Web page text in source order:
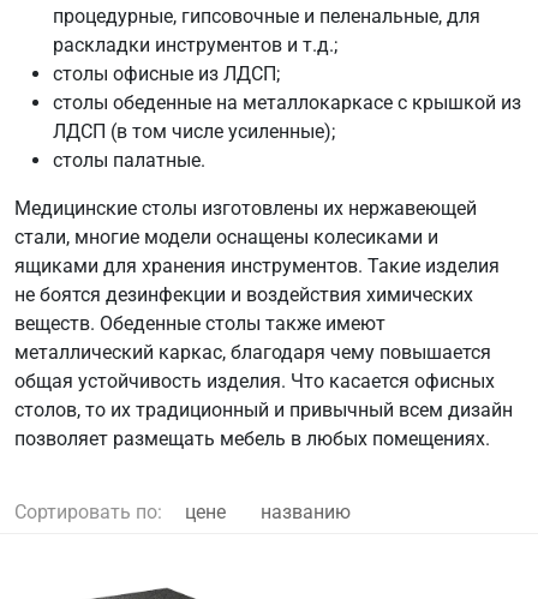
процедурные, гипсовочные и пеленальные, для
раскладки инструментов и т.д.;
столы офисные из ЛДСП;
столы обеденные на металлокаркасе с крышкой из
ЛДСП (в том числе усиленные);
столы палатные.
Медицинские столы изготовлены их нержавеющей
стали, многие модели оснащены колесиками и
ящиками для хранения инструментов. Такие изделия
не боятся дезинфекции и воздействия химических
веществ. Обеденные столы также имеют
металлический каркас, благодаря чему повышается
общая устойчивость изделия. Что касается офисных
столов, то их традиционный и привычный всем дизайн
позволяет размещать мебель в любых помещениях.
Сортировать по: цене названию